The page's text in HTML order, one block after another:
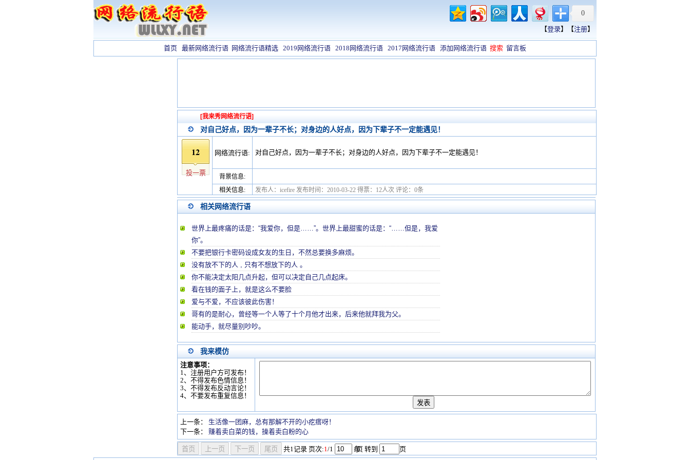
0
【登录】【注册】
首页 最新网络流行语 网络流行语精选 2019网络流行语 2018网络流行语 2017网络流行语 添加网络流行语 搜索 留言板
[我来秀网络流行语]
对自己好点，因为一辈子不长；对身边的人好点，因为下辈子不一定能遇见！
12
投一票
网络流行语: 对自己好点，因为一辈子不长；对身边的人好点，因为下辈子不一定能遇见！
背景信息:
相关信息:
发布人：icefire 发布时间：2010-03-22 得票：12人次 评论：0条
相关网络流行语
世界上最疼痛的话是：“我爱你，但是……”。世界上最甜蜜的话是：“……但是，我爱
你”。
不要把银行卡密码设成女友的生日，不然总要换多麻烦。
没有放不下的人 , 只有不想放下的人 。
你不能决定太阳几点升起，但可以决定自己几点起床。
看在钱的面子上，就是这么不要脸
爱与不爱，不应该彼此伤害！
哥有的是耐心，曾经等一个人等了十个月他才出来，后来他就拜我为父。
能动手，就尽量别吵吵。
我来模仿
注意事项：
1、注册用户方可发布！
2、不得发布色情信息！
3、不得发布反动言论！
4、不要发布重复信息！
上一条：
生活像一团麻，总有那解不开的小疙瘩呀！
下一条：
赚着卖白菜的钱，操着卖白粉的心
共1记录 页次:1/1 条
/页 转到 页